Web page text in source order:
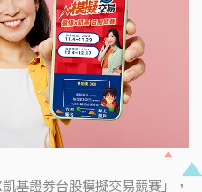
基證券台股模擬交易競賽」，